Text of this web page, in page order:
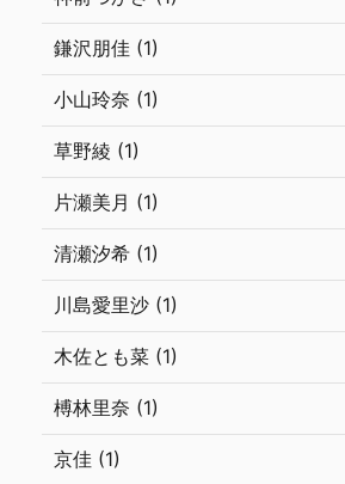
鎌沢朋佳 (1)
小山玲奈 (1)
草野綾 (1)
片瀬美月 (1)
清瀬汐希 (1)
川島愛里沙 (1)
木佐とも菜 (1)
榑林里奈 (1)
京佳 (1)